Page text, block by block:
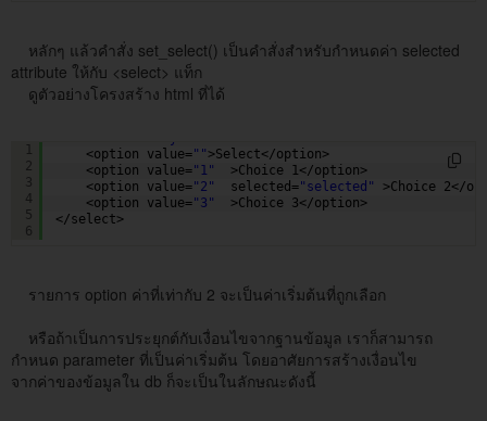
หลักๆ แล้วคำสั่ง set_select() เป็นคำสั่งสำหรับกำหนดค่า selected
attribute ให้กับ <select> แท็ก
ดูตัวอย่างโครงสร้าง html ที่ได้
1
2
3
4
5
6
<option value="" >Select</option>
<option value="1"
>Choice 1</option>
<option value="2" selected="selected"
>Choice 2</
<option value="3"
>Choice 3</option>
</select>
รายการ option ค่าที่เท่ากับ 2 จะเป็นค่าเริ่มต้นที่ถูกเลือก
หรือถ้าเป็นการประยุกต์กับเงื่อนไขจากฐานข้อมูล เราก็สามารถ
กำหนด parameter ที่เป็นค่าเริ่มต้น โดยอาศัยการสร้างเงื่อนไข
จากค่าของข้อมูลใน db ก็จะเป็นในลักษณะดังนี้